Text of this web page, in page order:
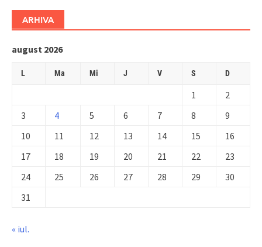
ARHIVA
august 2026
L Ma Mi J V S D
1
2
3
4 5 6 7 8
9
10
11 12 13 14 15
16
17
18 19 20 21 22
23
24
25 26 27 28 29
30
31
« iul.